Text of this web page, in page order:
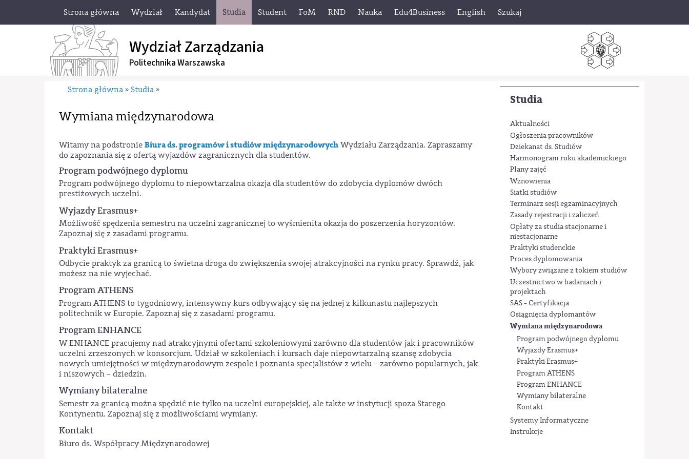
Strona główna Wydział Kandydat Studia Student FoM RND Nauka Edu4Business English Szukaj
Wydział Zarządzania
Politechnika Warszawska
Studia
Aktualności
Ogłoszenia pracowników
Dziekanat ds. Studiów
Harmonogram roku akademickiego
Plany zajęć
Wznowienia
Siatki studiów
Terminarz sesji egzaminacyjnych
Zasady rejestracji i zaliczeń
Opłaty za studia stacjonarne i
niestacjonarne
Praktyki studenckie
Proces dyplomowania
Wybory związane z tokiem studiów
Uczestnictwo w badaniach i
projektach
SAS - Certyfikacja
Osiągnięcia dyplomantów
Wymiana międzynarodowa
Program podwójnego dyplomu
Wyjazdy Erasmus+
Praktyki Erasmus+
Program ATHENS
Program ENHANCE
Wymiany bilateralne
Kontakt
Systemy Informatyczne
Instrukcje
Strona główna » Studia »
Wymiana międzynarodowa
Witamy na podstronie Biura ds. programów i studiów międzynarodowych Wydziału Zarządzania. Zapraszamy
do zapoznania się z ofertą wyjazdów zagranicznych dla studentów.
Program podwójnego dyplomu
Program podwójnego dyplomu to niepowtarzalna okazja dla studentów do zdobycia dyplomów dwóch
prestiżowych uczelni.
Wyjazdy Erasmus+
Możliwość spędzenia semestru na uczelni zagranicznej to wyśmienita okazja do poszerzenia horyzontów.
Zapoznaj się z zasadami programu.
Praktyki Erasmus+
Odbycie praktyk za granicą to świetna droga do zwiększenia swojej atrakcyjności na rynku pracy. Sprawdź, jak
możesz na nie wyjechać.
Program ATHENS
Program ATHENS to tygodniowy, intensywny kurs odbywający się na jednej z kilkunastu najlepszych
politechnik w Europie. Zapoznaj się z zasadami programu.
Program ENHANCE
W ENHANCE pracujemy nad atrakcyjnymi ofertami szkoleniowymi zarówno dla studentów jak i pracowników
uczelni zrzeszonych w konsorcjum. Udział w szkoleniach i kursach daje niepowtarzalną szansę zdobycia
nowych umiejętności w międzynarodowym zespole i poznania specjalistów z wielu – zarówno popularnych, jak
i niszowych – dziedzin.
Wymiany bilateralne
Semestr za granicą można spędzić nie tylko na uczelni europejskiej, ale także w instytucji spoza Starego
Kontynentu. Zapoznaj się z możliwościami wymiany.
Kontakt
Biuro ds. Współpracy Międzynarodowej